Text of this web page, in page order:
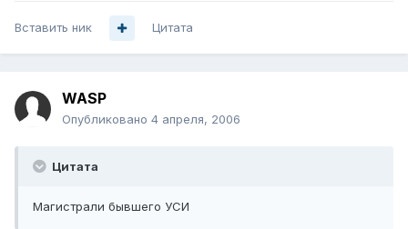
Вставить ник Цитата
WASP
Опубликовано 4 апреля, 2006
Цитата
Магистрали бывшего УСИ